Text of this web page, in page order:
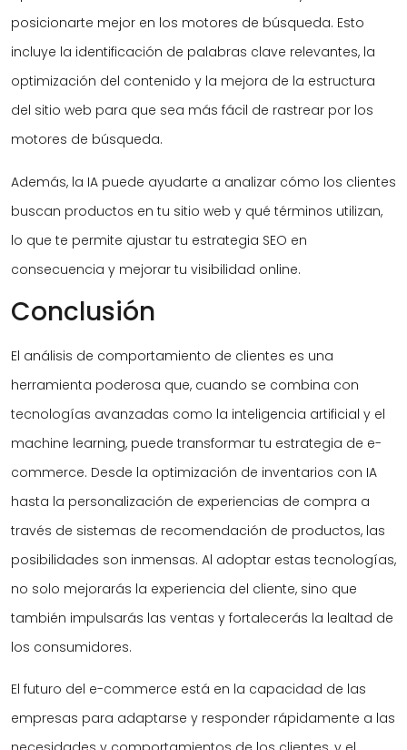
posicionarte mejor en los motores de búsqueda. Esto
incluye la identificación de palabras clave relevantes, la
optimización del contenido y la mejora de la estructura
del sitio web para que sea más fácil de rastrear por los
motores de búsqueda.
Además, la IA puede ayudarte a analizar cómo los clientes
buscan productos en tu sitio web y qué términos utilizan,
lo que te permite ajustar tu estrategia SEO en
consecuencia y mejorar tu visibilidad online.
Conclusión
El análisis de comportamiento de clientes es una
herramienta poderosa que, cuando se combina con
tecnologías avanzadas como la inteligencia artificial y el
machine learning, puede transformar tu estrategia de e-
commerce. Desde la optimización de inventarios con IA
hasta la personalización de experiencias de compra a
través de sistemas de recomendación de productos, las
posibilidades son inmensas. Al adoptar estas tecnologías,
no solo mejorarás la experiencia del cliente, sino que
también impulsarás las ventas y fortalecerás la lealtad de
los consumidores.
El futuro del e-commerce está en la capacidad de las
empresas para adaptarse y responder rápidamente a las